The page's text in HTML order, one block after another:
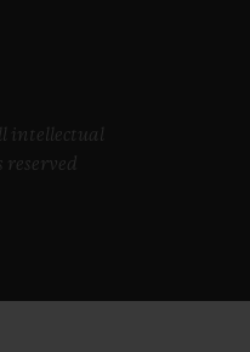
intellectual
reserved